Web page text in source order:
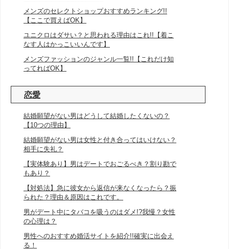
メンズのセレクトショップおすすめランキング!!
【ここで買えばOK】
ユニクロはダサい？と思われる理由はこれ!!【着こ
なす人はかっこいいんです】
メンズファッションのジャンル一覧!!【これだけ知
ってればOK】
恋愛
結婚願望がない男はどうして結婚したくないの？
【10つの理由】
結婚願望がない男は女性と付き合ってはいけない？
相手に失礼？
【実体験あり】男はデートでおごるべき？割り勘で
もあり？
【対処法】急に彼女から返信が来なくなったら？振
られた？理由＆原因はこれです。
男がデート中にタバコを吸うのはダメ!?我慢？女性
の心理は？
男性へのおすすめ婚活サイトを紹介!!確実に出会え
る！